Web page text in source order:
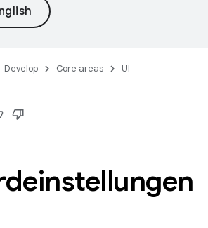
Develop Core areas
UI